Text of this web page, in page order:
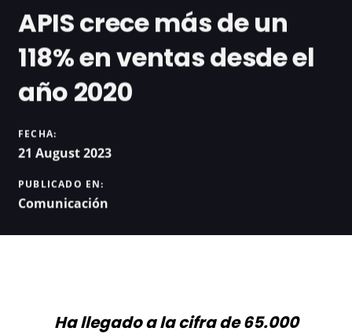
APIS crece más de un
118% en ventas desde el
año 2020
FECHA:
21 August 2023
PUBLICADO EN:
Comunicación
Ha llegado a la cifra de 65.000